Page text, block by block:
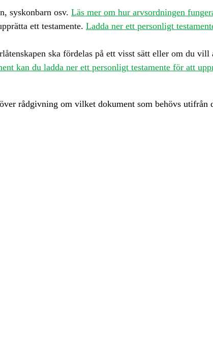
syskonbarn osv. Läs mer om hur arvsordningen
ett testamente. Ladda ner ett personligt
ska fördelas på ett visst sätt eller om du vill
kan du ladda ner ett personligt testamente för att
rådgivning om vilket dokument som behövs utifrån